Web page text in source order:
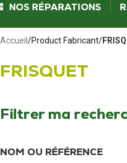
NOS RÉPARATIONS
Accueil /Product Fabricant/
FRISQUET
Filtrer ma
NOM OU RÉFÉRENCE